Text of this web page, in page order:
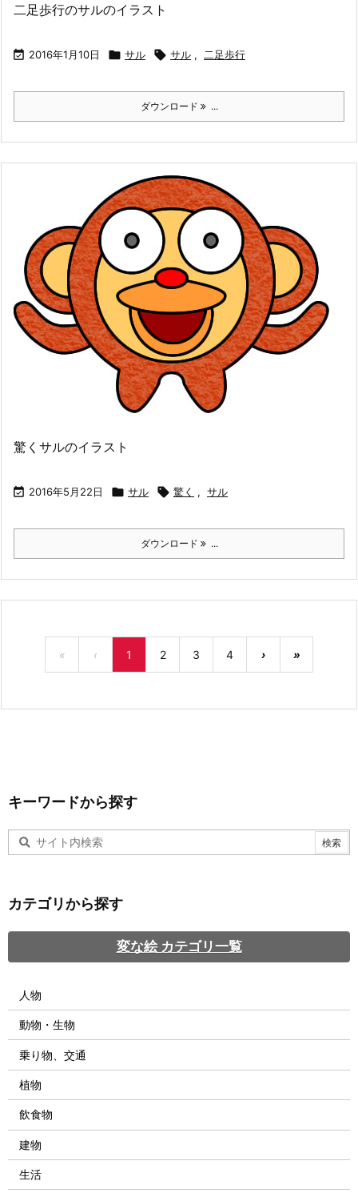
二足歩行のサルのイラスト
 2016年1月10日  サル  サル , 二足歩行
ダウンロード ...
驚くサルのイラスト
 2016年5月22日  サル  驚く , サル
ダウンロード ...
« ‹ 1 2 3 4 › »
キーワードから探す
カテゴリから探す
変な絵 カテゴリ一覧
人物
動物・生物
乗り物、交通
植物
飲食物
建物
生活